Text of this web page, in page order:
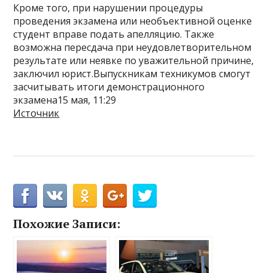
Кроме того, при нарушении процедуры
проведения экзамена или необъективной оценке
студент вправе подать апелляцию. Также
возможна пересдача при неудовлетворительном
результате или неявке по уважительной причине,
заключил юрист.Выпускникам техникумов смогут
засчитывать итоги демонстрационного
экзамена15 мая, 11:29
Источник
Похожие Записи: